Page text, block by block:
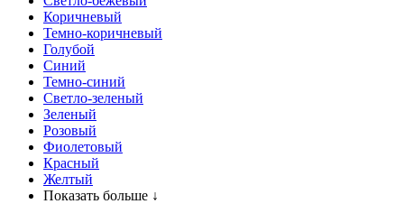
Коричневый
Темно-коричневый
Голубой
Синий
Темно-синий
Светло-зеленый
Зеленый
Розовый
Фиолетовый
Красный
Желтый
Показать больше ↓